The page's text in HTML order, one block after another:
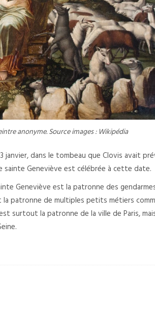
anonyme. Source images : Wikipédia
janvier, dans le tombeau que Clovis avait
sainte Geneviève est célébrée à cette date.
Geneviève est la patronne des
la patronne de multiples petits métiers
surtout la patronne de la ville de Paris,